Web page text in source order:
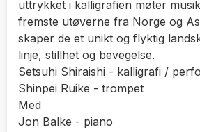
uttrykket i kalligrafien møter
fremste utøverne fra Norge og
skaper de et unikt og flyktig
linje, stillhet og bevegelse.
Setsuhi Shiraishi - kalligrafi /
Shinpei Ruike - trompet
Med
Jon Balke - piano